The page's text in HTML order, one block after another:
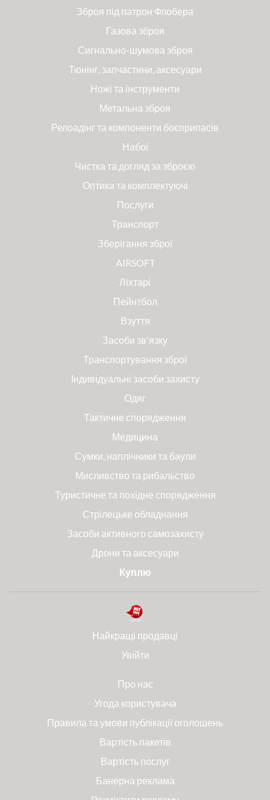
Зброя під патрон Флобера
Газова зброя
Сигнально-шумова зброя
Тюнінг, запчастини, аксесуари
Ножі та інструменти
Метальна зброя
Релоадінг та компоненти боєприпасів
Набої
Чистка та догляд за зброєю
Оптика та комплектуючі
Послуги
Транспорт
Зберігання зброї
AIRSOFT
Ліхтарі
Пейнтбол
Взуття
Засоби зв'язку
Транспортування зброї
Індивідуальні засоби захисту
Одяг
Тактичне спорядження
Медицина
Сумки, наплічники та баули
Мисливство та рибальство
Туристичне та похідне спорядження
Стрілецьке обладнання
Засоби активного самозахисту
Дрони та аксесуари
Куплю
Найкращі продавці
Увійти
Про нас
Угода користувача
Правила та умови публікації оголошень
Вартість пакетів
Вартість послуг
Банерна реклама